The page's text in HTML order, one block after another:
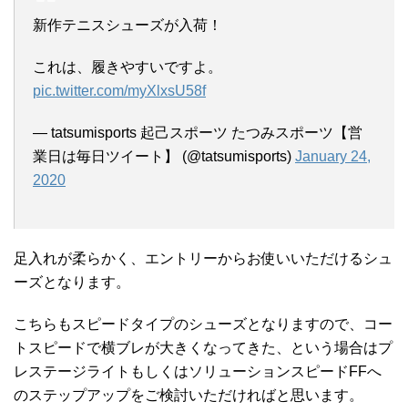
新作テニスシューズが入荷！
これは、履きやすいですよ。
pic.twitter.com/myXlxsU58f
— tatsumisports 起己スポーツ たつみスポーツ【営
業日は毎日ツイート】 (@tatsumisports) January 24,
2020
足入れが柔らかく、エントリーからお使いいただけるシュ
ーズとなります。
こちらもスピードタイプのシューズとなりますので、コー
トスピードで横ブレが大きくなってきた、という場合はプ
レステージライトもしくはソリューションスピードFFへ
のステップアップをご検討いただければと思います。